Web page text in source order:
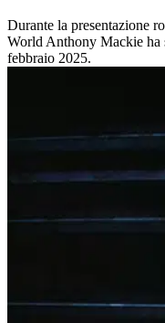
Durante la presentazione
World Anthony Mackie ha
febbraio 2025.